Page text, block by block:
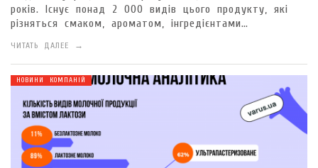
років. Існує понад 2 000 видів цього продукту, які
різняться смаком, ароматом, інгредієнтами…
ЧИТАТЬ ДАЛЕЕ →
НОВИНИ КОМПАНІЙ